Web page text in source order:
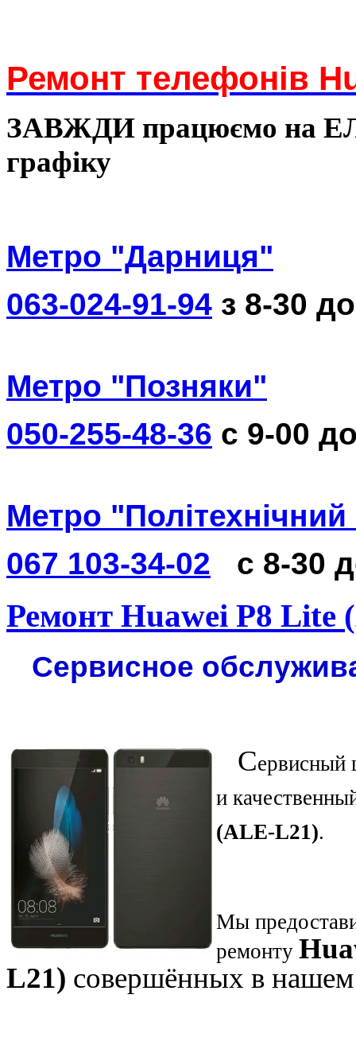
Ремонт телефонів
ЗАВЖДИ працюємо на
графіку
Метро "Дарниця"
063-024-91-94 з 8-30
Метро "Позняки"
050-255-48-36 с 9-00
Метро "Політехнічний
067 103-34-02
с 8-30
Ремонт Huawei P8 Lite
Сервисное
Сервисный
и
(ALE-L21).
Мы
ремонту
L21) совершённых в нашем